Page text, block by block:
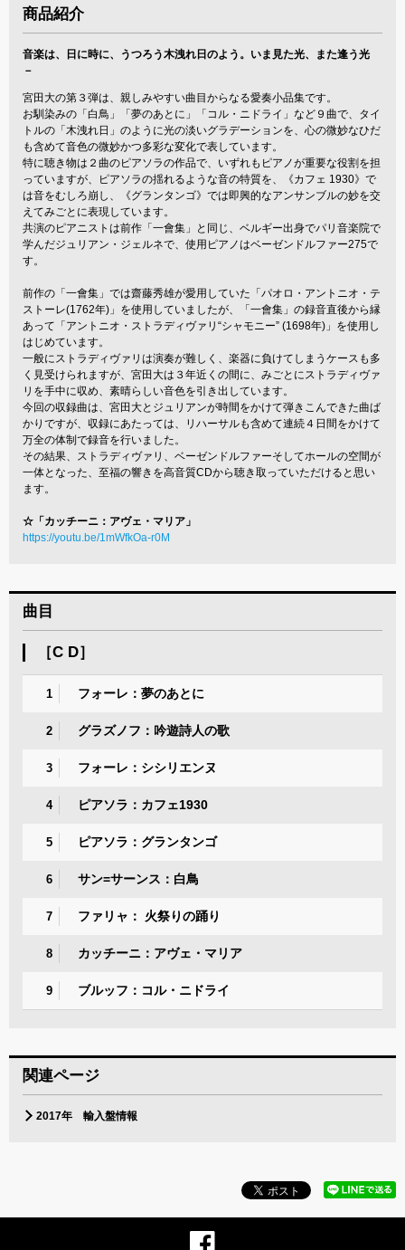
商品紹介
音楽は、日に時に、うつろう木洩れ日のよう。いま見た光、また逢う光
－
宮田大の第３弾は、親しみやすい曲目からなる愛奏小品集です。
お馴染みの「白鳥」「夢のあとに」「コル・ニドライ」など９曲で、タイ
トルの「木洩れ日」のように光の淡いグラデーションを、心の微妙なひだ
も含めて音色の微妙かつ多彩な変化で表しています。
特に聴き物は２曲のピアソラの作品で、いずれもピアノが重要な役割を担
っていますが、ピアソラの揺れるような音の特質を、《カフェ 1930》で
は音をむしろ崩し、《グランタンゴ》では即興的なアンサンブルの妙を交
えてみごとに表現しています。
共演のピアニストは前作「一會集」と同じ、ベルギー出身でパリ音楽院で
学んだジュリアン・ジェルネで、使用ピアノはベーゼンドルファー275で
す。
前作の「一會集」では齋藤秀雄が愛用していた「パオロ・アントニオ・テ
ストーレ(1762年)」を使用していましたが、「一會集」の録音直後から縁
あって「アントニオ・ストラディヴァリ“シャモニー” (1698年)」を使用し
はじめています。
一般にストラディヴァリは演奏が難しく、楽器に負けてしまうケースも多
く見受けられますが、宮田大は３年近くの間に、みごとにストラディヴァ
リを手中に収め、素晴らしい音色を引き出しています。
今回の収録曲は、宮田大とジュリアンが時間をかけて弾きこんできた曲ば
かりですが、収録にあたっては、リハーサルも含めて連続４日間をかけて
万全の体制で録音を行いました。
その結果、ストラディヴァリ、ベーゼンドルファーそしてホールの空間が
一体となった、至福の響きを高音質CDから聴き取っていただけると思い
ます。
☆「カッチーニ：アヴェ・マリア」
https://youtu.be/1mWfkOa-r0M
曲目
［C D］
1 フォーレ：夢のあとに
2 グラズノフ：吟遊詩人の歌
3 フォーレ：シシリエンヌ
4 ピアソラ：カフェ1930
5 ピアソラ：グランタンゴ
6 サン=サーンス：白鳥
7 ファリャ： 火祭りの踊り
8 カッチーニ：アヴェ・マリア
9 ブルッフ：コル・ニドライ
関連ページ
2017年 輸入盤情報